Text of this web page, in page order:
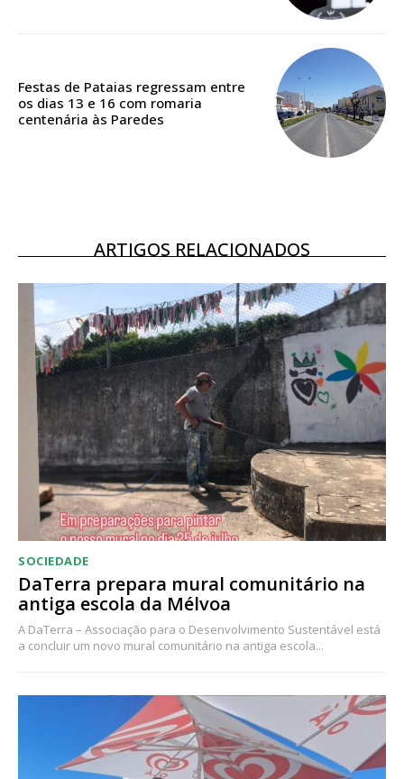
12 meses
Ofertas para assinatura anual
Escolha o plano
Festas de Pataias regressam entre
os dias 13 e 16 com romaria
centenária às Paredes
ARTIGOS RELACIONADOS
SOCIEDADE
DaTerra prepara mural comunitário na
antiga escola da Mélvoa
A DaTerra – Associação para o Desenvolvimento Sustentável está
a concluir um novo mural comunitário na antiga escola...